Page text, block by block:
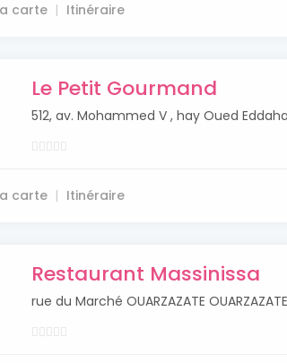
carte Itinéraire
Le Petit Gourmand
512, av. Mohammed V , hay Oued
carte Itinéraire
Restaurant Massinissa
rue du Marché OUARZAZATE OUARZAZATE